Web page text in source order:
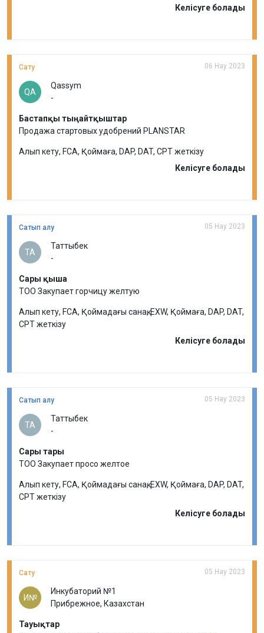
Келісуге болады
Сату 06 Нау 2023
QA
Qassym
-
Бастапқы тыңайтқыштар
Продажа стартовых удобрений PLANSTAR
Алып кету, FCA, Қоймаға, DAP, DAT, CPT жеткізу
Келісуге болады
Сатып алу 05 Нау 2023
ТА
Таттыбек
-
Сары қыша
ТОО Закупает горчицу желтую
Алып кету, FCA, Қоймадағы санақ, EXW, Қоймаға, DAP, DAT,
CPT жеткізу
Келісуге болады
Сатып алу 05 Нау 2023
ТА
Таттыбек
-
Сары тары
ТОО Закупает просо желтое
Алып кету, FCA, Қоймадағы санақ, EXW, Қоймаға, DAP, DAT,
CPT жеткізу
Келісуге болады
Сату 05 Нау 2023
И№
Инкубаторий №1
Прибрежное, Казахстан
Тауықтар